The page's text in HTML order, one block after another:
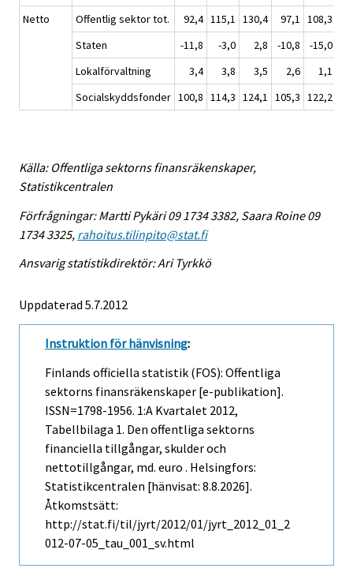
Netto
Offentlig sektor tot. 92,4 115,1 130,4 97,1 108,3
Staten
-11,8 -3,0 2,8 -10,8 -15,0
Lokalförvaltning
3,4 3,8 3,5 2,6 1,1
Socialskyddsfonder 100,8 114,3 124,1 105,3 122,2
Källa: Offentliga sektorns finansräkenskaper,
Statistikcentralen
Förfrågningar: Martti Pykäri 09 1734 3382, Saara Roine 09
1734 3325, rahoitus.tilinpito@stat.fi
Ansvarig statistikdirektör: Ari Tyrkkö
Uppdaterad 5.7.2012
Instruktion för hänvisning:
Finlands officiella statistik (FOS): Offentliga
sektorns finansräkenskaper [e-publikation].
ISSN=1798-1956. 1:a Kvartalet 2012,
Tabellbilaga 1. Den offentliga sektorns
financiella tillgångar, skulder och
nettotillgångar, md. euro . Helsingfors:
Statistikcentralen [hänvisat: 8.8.2026].
Åtkomstsätt:
http://stat.fi/til/jyrt/2012/01/jyrt_2012_01_2
012-07-05_tau_001_sv.html